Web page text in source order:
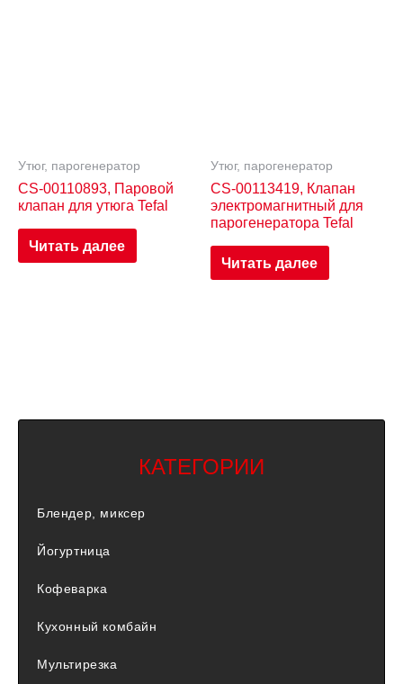
Утюг, парогенератор
CS-00110893, Паровой
клапан для утюга Tefal
Читать далее
Утюг, парогенератор
CS-00113419, Клапан
электромагнитный для
парогенератора Tefal
Читать далее
КАТЕГОРИИ
Блендер, миксер
Йогуртница
Кофеварка
Кухонный комбайн
Мультирезка